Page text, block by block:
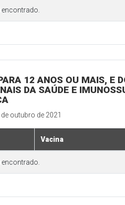
12 ANOS OU MAIS, E
DA SAÚDE E
de outubro de 2021
Vacina